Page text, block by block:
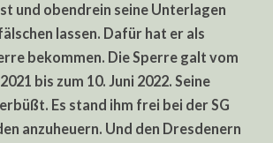
und obendrein seine Unterlagen
lassen. Dafür hat er als
bekommen. Die Sperre galt vom
bis zum 10. Juni 2022. Seine
Es stand ihm frei bei der SG
anzuheuern. Und den Dresdenern